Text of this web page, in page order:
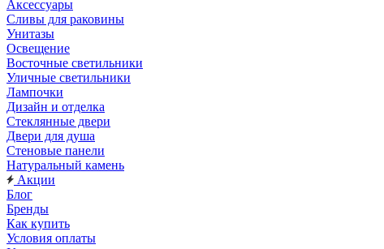
Аксессуары
Сливы для раковины
Унитазы
Освещение
Восточные светильники
Уличные светильники
Лампочки
Дизайн и отделка
Стеклянные двери
Двери для душа
Стеновые панели
Натуральный камень
Акции
Блог
Бренды
Как купить
Условия оплаты